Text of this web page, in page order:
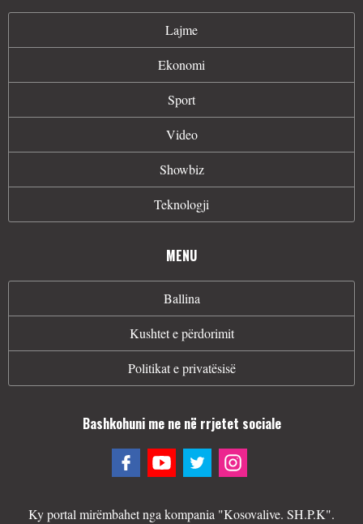
Lajme
Ekonomi
Sport
Video
Showbiz
Teknologji
MENU
Ballina
Kushtet e përdorimit
Politikat e privatësisë
Bashkohuni me ne në rrjetet sociale
Ky portal mirëmbahet nga kompania "Kosovalive. SH.P.K".